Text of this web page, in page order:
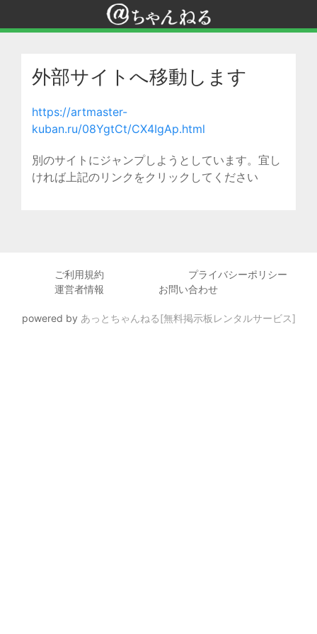
外部サイトへ移動します
https://artmaster-
kuban.ru/08YgtCt/CX4IgAp.html
別のサイトにジャンプしようとしています。宜し
ければ上記のリンクをクリックしてください
ご利用規約
プライバシーポリシー
運営者情報
お問い合わせ
powered by あっとちゃんねる[無料掲示板レンタルサービス]